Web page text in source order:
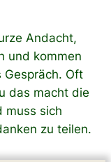
Andacht,
und kommen
Gespräch. Oft
das macht die
muss sich
zu teilen.